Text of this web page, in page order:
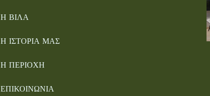
Η ΒΙΛΑ
Η ΙΣΤΟΡΙΑ ΜΑΣ
Η ΠΕΡΙΟΧΗ
ΕΠΙΚΟΙΝΩΝΙΑ